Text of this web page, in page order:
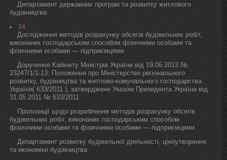
Департамент державних програм та розвитку житлового
будівництва
24.
Дослідження методів розрахунку обсягів будівельних робіт,
виконаних господарським способом фізичними особами та
фізичними особами — підприємцями
Доручення Кабінету Міністрів України від 19.06.2013 №
23247/1/1-13; Положення про Міністерство регіонального
розвитку, будівництва та житлово-комунального господарства
України( 633/2011 ), затверджене Указом Президента України від
31.05.2011 № 633/2011
Пропозиції щодо розроблення методів розрахунку обсягів
будівельних робіт, виконаних господарським способом
фізичними особами та фізичними особами — підприємцями
Департамент розвитку будівельної діяльності, ціноутворення
та економіки будівництва